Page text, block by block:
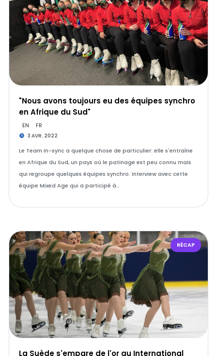
"Nous avons toujours eu des équipes synchro
en Afrique du Sud"
EN FR
3 AVR. 2022
Le Team In-sync a quelque chose de particulier: elle s'entraîne
en Afrique du Sud, un pays où le patinage est peu connu mais
qui regroupe quelques équipes synchro. Interview avec cette
équipe Mixed Age qui a participé à…
RÉCAP
La Suède s'empare de l'or au International